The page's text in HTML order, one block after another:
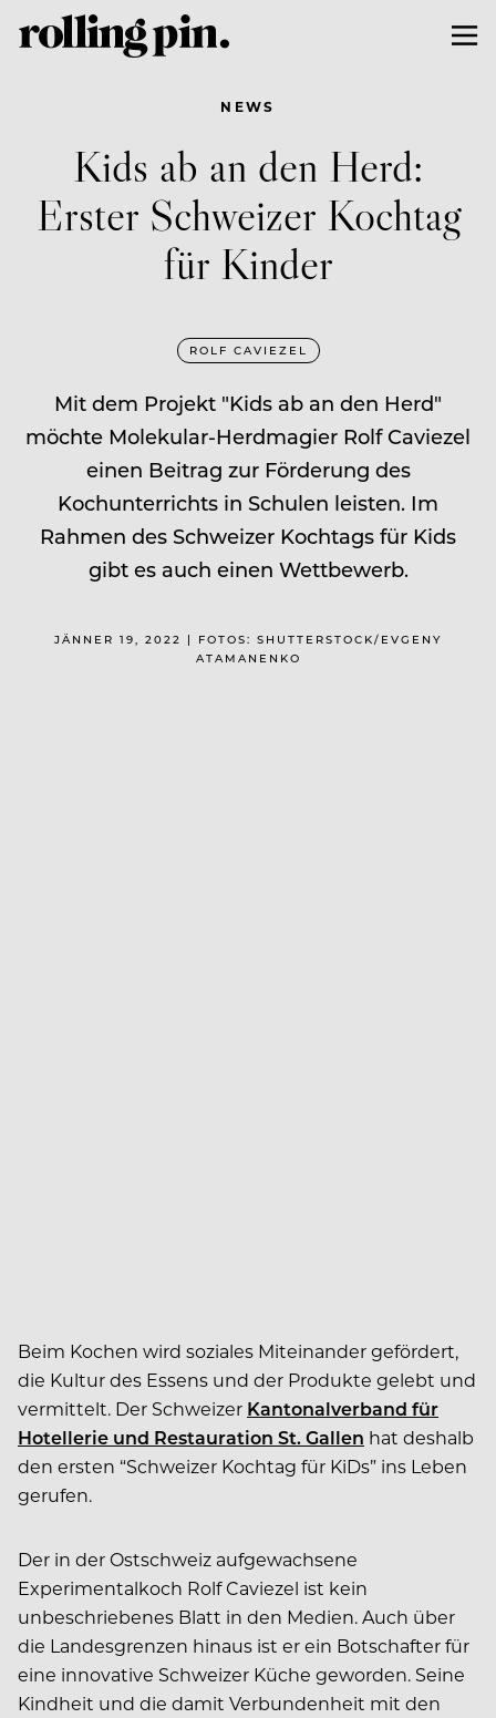
NEWS
Kids ab an den Herd:
Erster Schweizer Kochtag
für Kinder
ROLF CAVIEZEL
Mit dem Projekt "Kids ab an den Herd"
möchte Molekular-Herdmagier Rolf Caviezel
einen Beitrag zur Förderung des
Kochunterrichts in Schulen leisten. Im
Rahmen des Schweizer Kochtags für Kids
gibt es auch einen Wettbewerb.
JÄNNER 19, 2022 | FOTOS: SHUTTERSTOCK/EVGENY
ATAMANENKO
Beim Kochen wird soziales Miteinander gefördert,
die Kultur des Essens und der Produkte gelebt und
vermittelt. Der Schweizer Kantonalverband für
Hotellerie und Restauration St. Gallen hat deshalb
den ersten “Schweizer Kochtag für KiDs” ins Leben
gerufen.
Der in der Ostschweiz aufgewachsene
Experimentalkoch Rolf Caviezel ist kein
unbeschriebenes Blatt in den Medien. Auch über
die Landesgrenzen hinaus ist er ein Botschafter für
eine innovative Schweizer Küche geworden. Seine
Kindheit und die damit Verbundenheit mit den